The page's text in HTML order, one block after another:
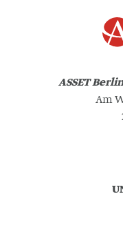
ASSET
Am